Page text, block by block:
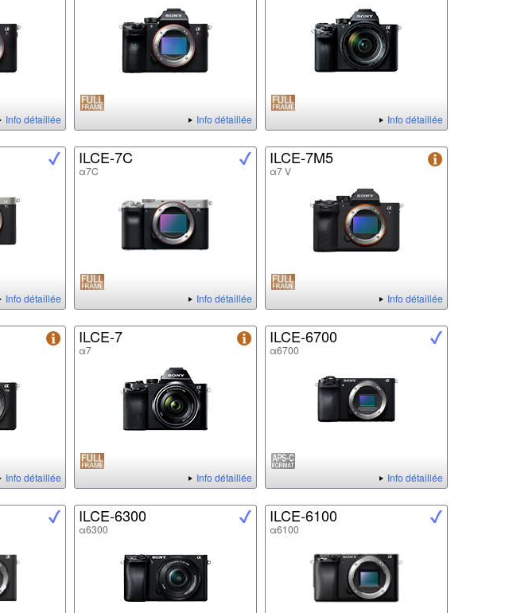
Info détaillée Info détaillée Info détaillée
Info détaillée
ILCE-7C
α7C
Info détaillée
ILCE-7M5
α7 V
Info détaillée
Info détaillée
ILCE-7
α7
Info détaillée
ILCE-6700
α6700
Info détaillée
ILCE-6300
α6300
ILCE-6100
α6100